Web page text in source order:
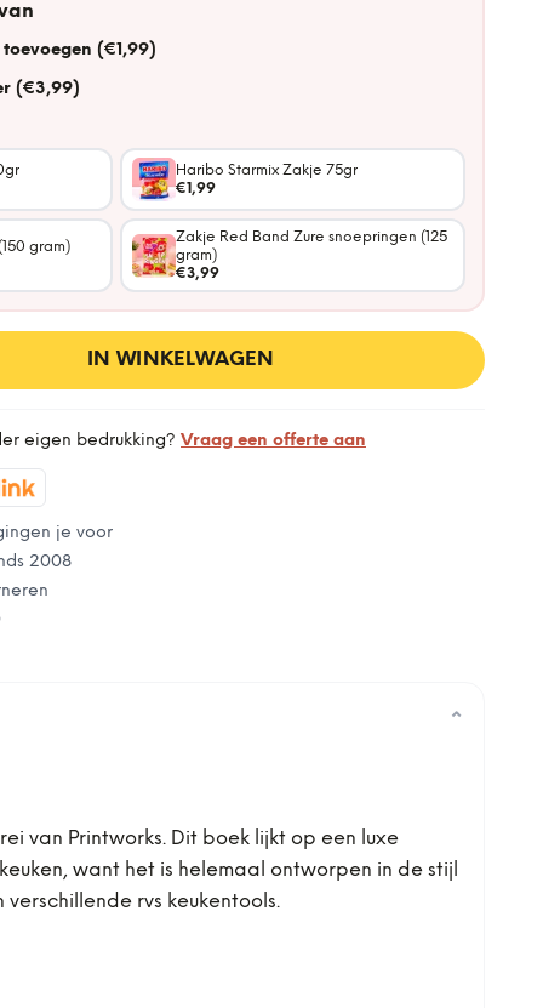
(€1,99)
(€3,99)
Haribo Starmix Zakje 75gr
€1,99
gram)
Zakje Red Band Zure snoepringen (125
gram)
€3,99
IN WINKELWAGEN
eigen bedrukking? Vraag een offerte aan
je voor
2008
⌄
van Printworks. Dit boek lijkt op een luxe
want het is helemaal ontworpen in de stijl
rvs keukentools.